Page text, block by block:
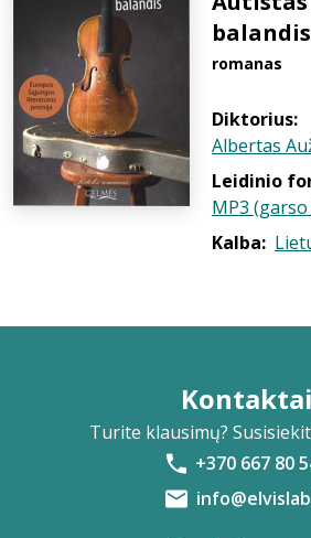
balandis
romanas
Diktorius:
Albertas
Leidinio
MP3
Kalba:
Kontaktai
Turite klausimų?
+370 667 80